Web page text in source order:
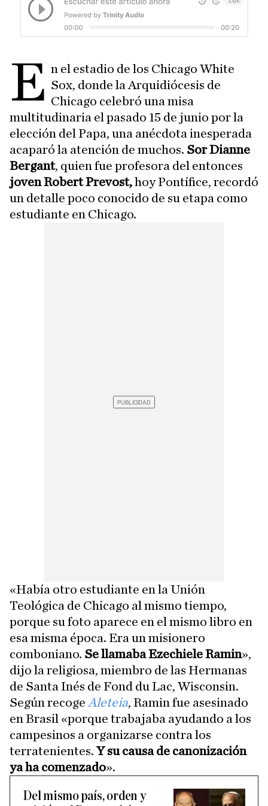
E n el estadio de los Chicago White
Sox, donde la Arquidiócesis de
Chicago celebró una misa
multitudinaria el pasado 15 de junio por la
elección del Papa, una anécdota inesperada
acaparó la atención de muchos. Sor Dianne
Bergant, quien fue profesora del entonces
joven Robert Prevost,hoy Pontífice, recordó
un detalle poco conocido de su etapa como
estudiante en Chicago.
«Había otro estudiante en la Unión
Teológica de Chicago al mismo tiempo,
porque su foto aparece en el mismo libro en
esa misma época. Era un misionero
comboniano. Se llamaba Ezechiele Ramin»,
dijo la religiosa, miembro de las Hermanas
de Santa Inés de Fond du Lac, Wisconsin.
Según recoge Aleteia, Ramin fue asesinado
en Brasil «porque trabajaba ayudando a los
campesinos a organizarse contra los
terratenientes. Y su causa de canonización
ya ha comenzado».
Del mismo país, orden y